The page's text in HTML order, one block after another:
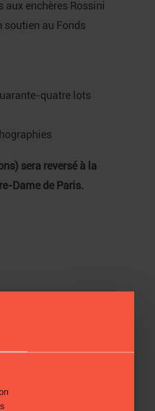
enchères Rossini
soutien au Fonds
quatre lots
sera reversé à la
Dame de Paris.